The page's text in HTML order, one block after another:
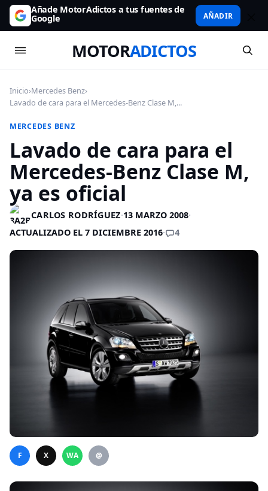
Añade MotorAdictos a tus fuentes de
Google AÑADIR
MOTORADICTOS
Inicio›Mercedes Benz›
Lavado de cara para el Mercedes-Benz Clase M,...
MERCEDES BENZ
Lavado de cara para el
Mercedes-Benz Clase M,
ya es oficial
CARLOS RODRÍGUEZ·13 MARZO 2008·
ACTUALIZADO EL 7 DICIEMBRE 2016· 4
F X WA @